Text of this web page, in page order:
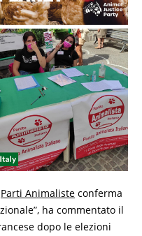
Parti Animaliste conferma
ha commentato il
dopo le elezioni